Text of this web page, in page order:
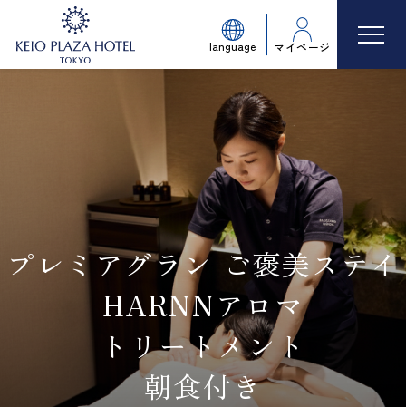
language マイページ
プレミアグラン ご褒美ステイ
HARNNアロマ
トリートメント
朝食付き